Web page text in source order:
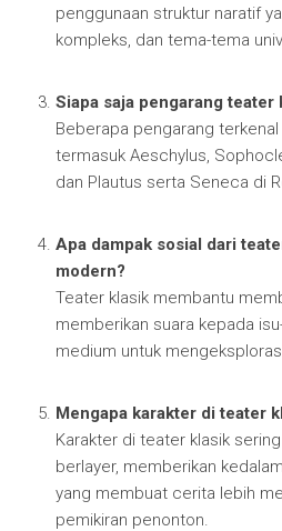
penggunaan struktur naratif
kompleks, dan tema-tema
Siapa saja pengarang teater
Beberapa pengarang
termasuk Aeschylus,
dan Plautus serta Seneca di
Apa dampak sosial dari
modern?
Teater klasik membantu
memberikan suara kepada
medium untuk
Mengapa karakter di teater
Karakter di teater klasik
berlayer, memberikan
yang membuat cerita lebih
pemikiran penonton.